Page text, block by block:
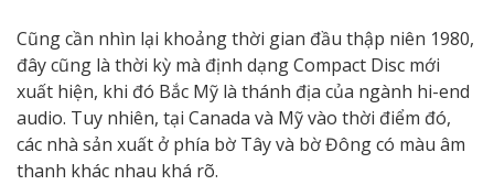
Cũng cần nhìn lại khoảng thời gian đầu thập niên 1980,
đây cũng là thời kỳ mà định dạng Compact Disc mới
xuất hiện, khi đó Bắc Mỹ là thánh địa của ngành hi-end
audio. Tuy nhiên, tại Canada và Mỹ vào thời điểm đó,
các nhà sản xuất ở phía bờ Tây và bờ Đông có màu âm
thanh khác nhau khá rõ.